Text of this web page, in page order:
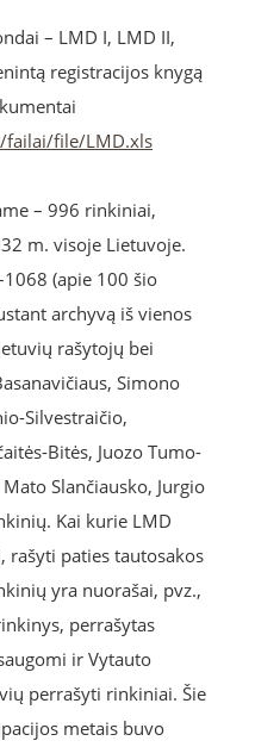
– LMD I, LMD II,
registracijos knygą
file/LMD.xls
– 996 rinkiniai,
m. visoje Lietuvoje.
(apie 100 šio
archyvą iš vienos
rašytojų bei
Simono
Silvestraičio,
Bitės, Juozo Tumo-
Slančiausko, Jurgio
Kai kurie LMD
paties tautosakos
yra nuorašai, pvz.,
perrašytas
ir Vytauto
perrašyti rinkiniai. Šie
metais buvo